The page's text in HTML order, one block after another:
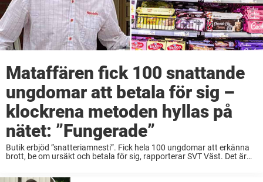
Mataffären fick 100 snattande
ungdomar att betala för sig –
klockrena metoden hyllas på
nätet: ”Fungerade”
Butik erbjöd ”snatteriamnesti”. Fick hela 100 ungdomar att erkänna
brott, be om ursäkt och betala för sig, rapporterar SVT Väst. Det är